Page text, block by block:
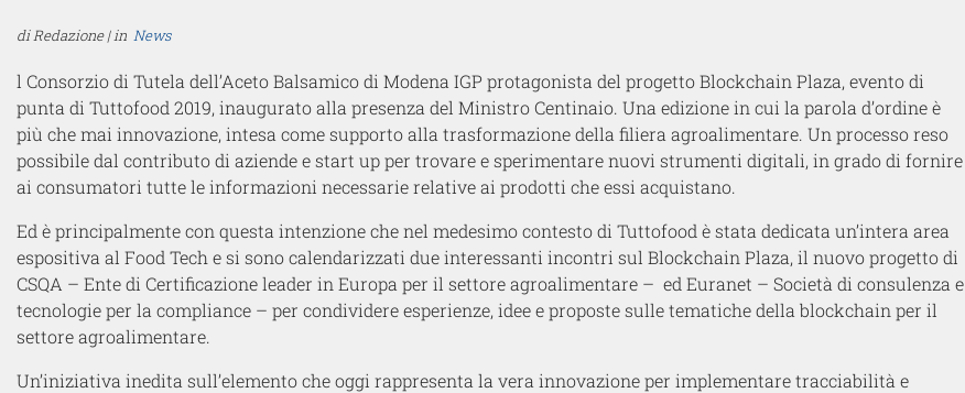
di Redazione | in News
l Consorzio di Tutela dell’Aceto Balsamico di Modena IGP protagonista del progetto Blockchain Plaza, evento di
punta di Tuttofood 2019, inaugurato alla presenza del Ministro Centinaio. Una edizione in cui la parola d’ordine è
più che mai innovazione, intesa come supporto alla trasformazione della filiera agroalimentare. Un processo reso
possibile dal contributo di aziende e start up per trovare e sperimentare nuovi strumenti digitali, in grado di fornire
ai consumatori tutte le informazioni necessarie relative ai prodotti che essi acquistano.
Ed è principalmente con questa intenzione che nel medesimo contesto di Tuttofood è stata dedicata un’intera area
espositiva al Food Tech e si sono calendarizzati due interessanti incontri sul Blockchain Plaza, il nuovo progetto di
CSQA – Ente di Certificazione leader in Europa per il settore agroalimentare – ed Euranet – Società di consulenza e
tecnologie per la compliance – per condividere esperienze, idee e proposte sulle tematiche della blockchain per il
settore agroalimentare.
Un’iniziativa inedita sull’elemento che oggi rappresenta la vera innovazione per implementare tracciabilità e